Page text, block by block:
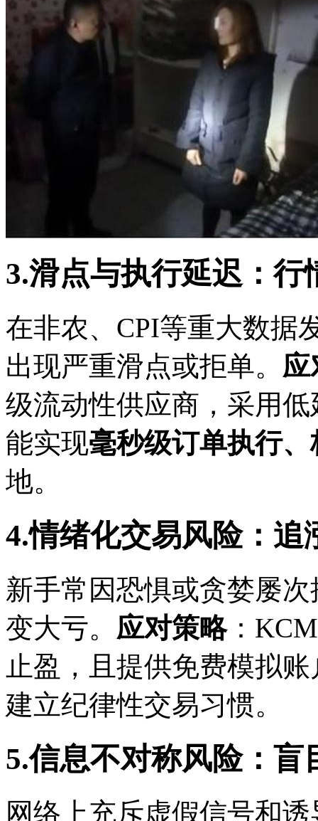
3.滑点与执行延迟：行
在非农、CPI等重大数据
出现严重滑点或拒单。 应
级流动性供应商，采用
能实现毫秒级订单执行
地。
4.情绪化交易风险：追
新手常因恐惧或贪婪屡
变大亏。 应对策略：
止盈，且提供免费模拟
建立纪律性交易习惯。
5.信息不对称风险：盲
网络上充斥虚假信号和